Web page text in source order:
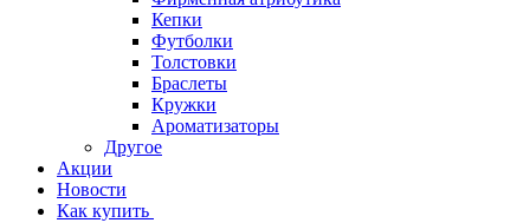
Кепки
Футболки
Толстовки
Браслеты
Кружки
Ароматизаторы
Другое
Акции
Новости
Как купить